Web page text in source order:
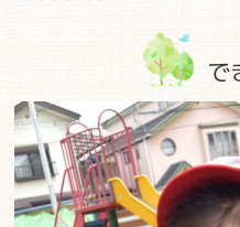
で